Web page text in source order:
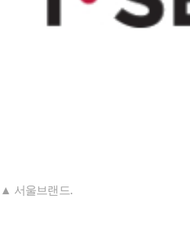
▲ 서울브랜드.